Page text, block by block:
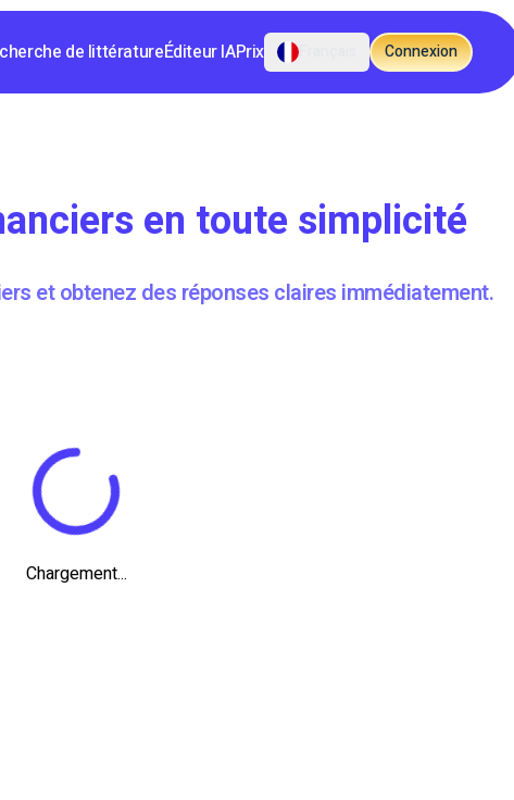
de littératureÉditeur IAPrix Français Connexion
en toute simplicité
et obtenez des réponses claires immédiatement.
Chargement...